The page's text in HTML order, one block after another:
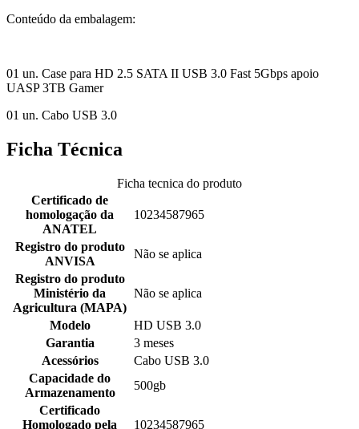
Conteúdo da embalagem:
01 un. Case para HD 2.5 SATA II USB 3.0 Fast 5Gbps apoio
UASP 3TB Gamer
01 un. Cabo USB 3.0
Ficha Técnica
Ficha tecnica do produto
Certificado de
homologação da
ANATEL
10234587965
Registro do produto
ANVISA
Não se aplica
Registro do produto
Ministério da
Agricultura (MAPA)
Não se aplica
Modelo
HD USB 3.0
Garantia
3 meses
Acessórios
Cabo USB 3.0
Capacidade do
Armazenamento
500gb
Certificado
Homologado pela
10234587965